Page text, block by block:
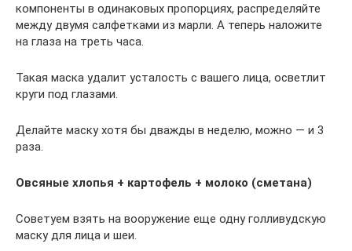
компоненты в одинаковых пропорциях, распределяйте
между двумя салфетками из марли. А теперь наложите
на глаза на треть часа.
Такая маска удалит усталость с вашего лица, осветлит
круги под глазами.
Делайте маску хотя бы дважды в неделю, можно — и 3
раза.
Овсяные хлопья + картофель + молоко (сметана)
Советуем взять на вооружение еще одну голливудскую
маску для лица и шеи.